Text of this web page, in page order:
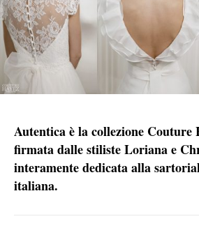
Autentica è la collezione Couture
firmata dalle stiliste Loriana e
interamente dedicata alla
italiana.